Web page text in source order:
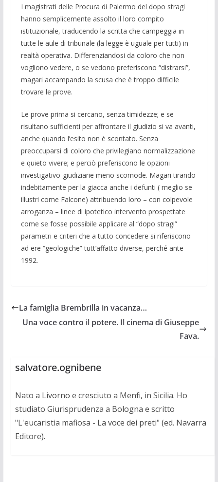
I magistrati delle Procura di Palermo del dopo stragi
hanno semplicemente assolto il loro compito
istituzionale, traducendo la scritta che campeggia in
tutte le aule di tribunale (la legge è uguale per tutti) in
realtà operativa. Differenziandosi da coloro che non
vogliono vedere, o se vedono preferiscono “distrarsi”,
magari accampando la scusa che è troppo difficile
trovare le prove.
Le prove prima si cercano, senza timidezze; e se
risultano sufficienti per affrontare il giudizio si va avanti,
anche quando l’esito non é scontato. Senza
preoccuparsi di coloro che privilegiano normalizzazione
e quieto vivere; e perciò preferiscono le opzioni
investigativo-giudiziarie meno scomode. Magari tirando
indebitamente per la giacca anche i defunti ( meglio se
illustri come Falcone) attribuendo loro – con colpevole
arroganza – linee di ipotetico intervento prospettate
come se fosse possibile applicare al “dopo stragi”
parametri e criteri che a tutto concedere si riferiscono
ad ere “geologiche” tutt’affatto diverse, perché ante
1992.
La famiglia Brembrilla in vacanza…
Una voce contro il potere. Il cinema di Giuseppe
Fava.
salvatore.ognibene
Nato a Livorno e cresciuto a Menfi, in Sicilia. Ho
studiato Giurisprudenza a Bologna e scritto
"L'eucaristia mafiosa - La voce dei preti" (ed. Navarra
Editore).